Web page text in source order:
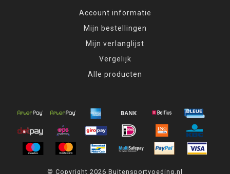
Account informatie
Mijn bestellingen
Mijn verlanglijst
Vergelijk
Alle producten
© Copyright 2026 Buitensportvoeding.nl